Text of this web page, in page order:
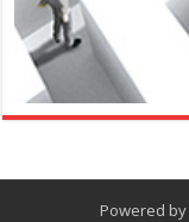
Powered by